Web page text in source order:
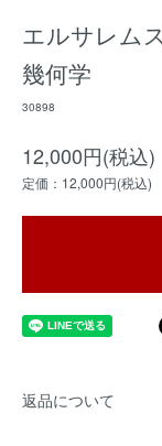
エルサレム
幾何学
30898
12,000円(税込)
定価：12,000円(税込)
返品について